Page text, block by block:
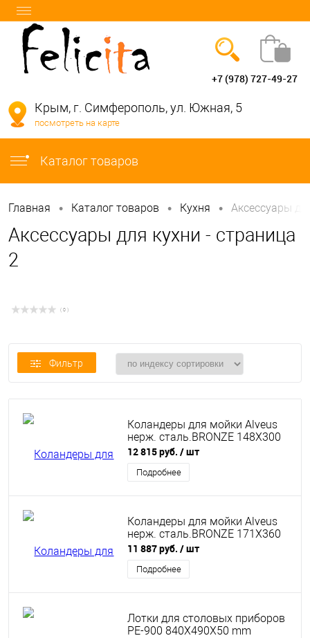
info@felicita-crimea.ru
+7 (978) 727-49-27
Крым, г. Симферополь, ул. Южная, 5
посмотреть на карте
Каталог товаров
Главная • Каталог товаров • Кухня • Аксессуары
Аксессуары для кухни - страница
2
( 0 )
Фильтр
Коландеры для мойки Alveus
нерж. сталь.BRONZE 148X300
12 815 руб. / шт
Подробнее
Коландеры для мойки Alveus
нерж. сталь.BRONZE 171X360
11 887 руб. / шт
Подробнее
Лотки для столовых приборов
PE-900 840X490X50 mm